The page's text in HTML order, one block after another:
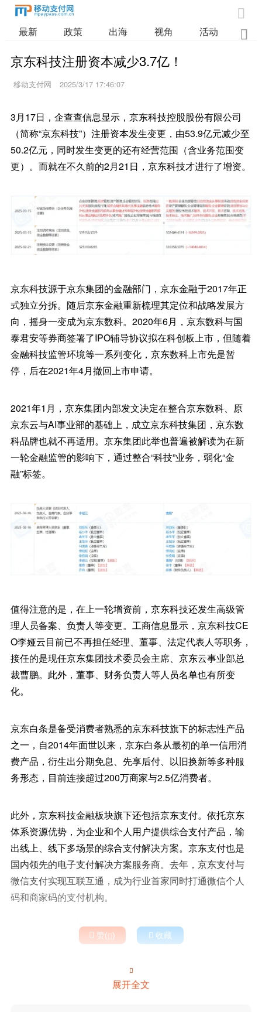

最新 政策 出海 视角 活动 业

京东科技注册资本减少3.7亿！
移动支付网 2025/3/17 17:46:07
3月17日，企查查信息显示，京东科技控股股份有限公司
（简称“京东科技”）注册资本发生变更，由53.9亿元减少至
50.2亿元，同时发生变更的还有经营范围（含业务范围变
更）。而就在不久前的2月21日，京东科技才进行了增资。
京东科技源于京东集团的金融部门，京东金融于2017年正
式独立分拆。随后京东金融重新梳理其定位和战略发展方
向，摇身一变成为京东数科。2020年6月，京东数科与国
泰君安等券商签署了IPO辅导协议拟在科创板上市，但随着
金融科技监管环境等一系列变化，京东数科上市先是暂
停，后在2021年4月撤回上市申请。
2021年1月，京东集团内部发文决定在整合京东数科、原
京东云与AI事业部的基础上，成立京东科技集团，京东数
科品牌也就不再适用。京东集团此举也普遍被解读为在新
一轮金融监管的影响下，通过整合“科技”业务，弱化“金
融”标签。
值得注意的是，在上一轮增资前，京东科技还发生高级管
理人员备案、负责人等变更。工商信息显示，京东科技CE
O李娅云目前已不再担任经理、董事、法定代表人等职务，
接任的是现任京东集团技术委员会主席、京东云事业部总
裁曹鹏。此外，董事、财务负责人等人员名单也有所变
化。
京东白条是备受消费者熟悉的京东科技旗下的标志性产品
之一，自2014年面世以来，京东白条从最初的单一信用消
费产品，衍生出分期免息、先享后付、以旧换新等多种服
务形态，目前连接超过200万商家与2.5亿消费者。
此外，京东科技金融板块旗下还包括京东支付。依托京东
体系资源优势，为企业和个人用户提供综合支付产品，输
出线上、线下多场景的综合支付解决方案。京东支付也是
国内领先的电子支付解决方案服务商。去年，京东支付与
微信支付实现互联互通，成为行业首家同时打通微信个人
码和商家码的支付机构。
 赞()  收藏

展开全文